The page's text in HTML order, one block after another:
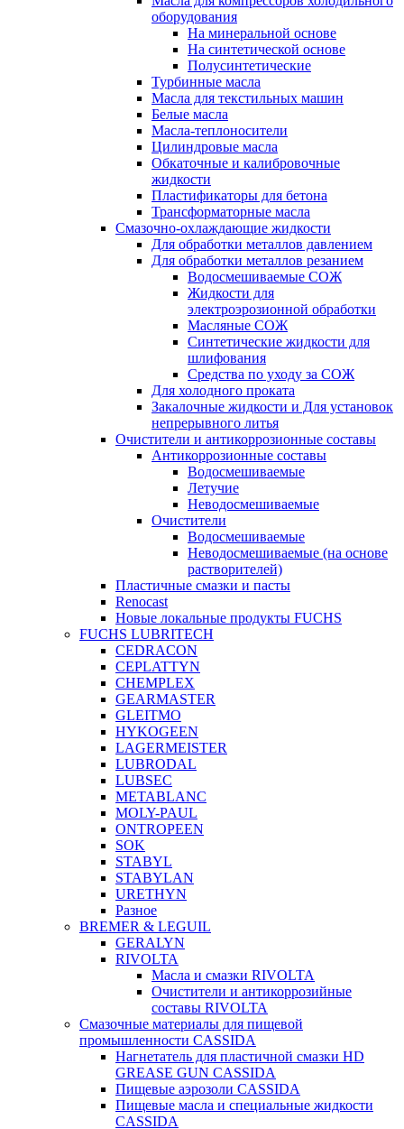
оборудования
На минеральной основе
На синтетической основе
Полусинтетические
Турбинные масла
Масла для текстильных машин
Белые масла
Масла-теплоносители
Цилиндровые масла
Обкаточные и калибровочные
жидкости
Пластификаторы для бетона
Трансформаторные масла
Смазочно-охлаждающие жидкости
Для обработки металлов давлением
Для обработки металлов резанием
Водосмешиваемые СОЖ
Жидкости для
электроэрозионной обработки
Масляные СОЖ
Синтетические жидкости для
шлифования
Средства по уходу за СОЖ
Для холодного проката
Закалочные жидкости и Для установок
непрерывного литья
Очистители и антикоррозионные составы
Антикоррозионные составы
Водосмешиваемые
Летучие
Неводосмешиваемые
Очистители
Водосмешиваемые
Неводосмешиваемые (на основе
растворителей)
Пластичные смазки и пасты
Renocast
Новые локальные продукты FUCHS
FUCHS LUBRITECH
CEDRACON
CEPLATTYN
CHEMPLEX
GEARMASTER
GLEITMO
HYKOGEEN
LAGERMEISTER
LUBRODAL
LUBSEC
METABLANC
MOLY-PAUL
ONTROPEEN
SOK
STABYL
STABYLAN
URETHYN
Разное
BREMER & LEGUIL
GERALYN
RIVOLTA
Масла и смазки RIVOLTA
Очистители и антикоррозийные
составы RIVOLTA
Смазочные материалы для пищевой
промышленности CASSIDA
Нагнетатель для пластичной смазки HD
GREASE GUN CASSIDA
Пищевые аэрозоли CASSIDA
Пищевые масла и специальные жидкости
CASSIDA